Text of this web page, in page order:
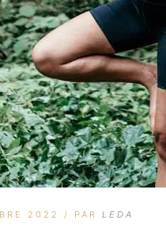
2022 PAR LEDA